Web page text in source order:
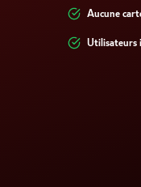
Aucune
Utilisateurs